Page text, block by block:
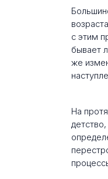
с этим
бывает
же
На